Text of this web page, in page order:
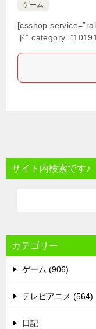
ゲーム
[csshop
ド”
サイト内検索です♪
カテゴリー
ゲーム (906)
テレビアニメ (564)
日記